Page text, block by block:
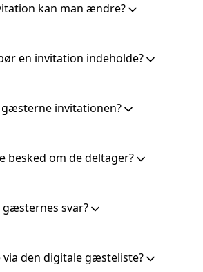
kan man ændre?
en invitation indeholde?
invitationen?
besked om de deltager?
svar?
den digitale gæsteliste?